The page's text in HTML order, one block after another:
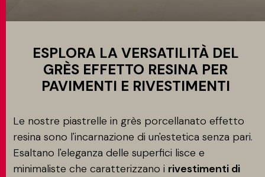
MATCH APP
CERCA
AREA RISERVATA
ESPLORA LA VERSATILITÀ DEL
GRÈS EFFETTO RESINA PER
PAVIMENTI E RIVESTIMENTI
Le nostre piastrelle in grès porcellanato effetto
resina sono l'incarnazione di un'estetica senza pari.
Esaltano l'eleganza delle superfici lisce e
minimaliste che caratterizzano i rivestimenti di